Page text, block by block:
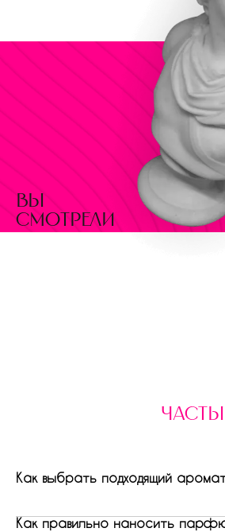
вы
смотрели
Как выбрать подходящий
Как правильно наносить